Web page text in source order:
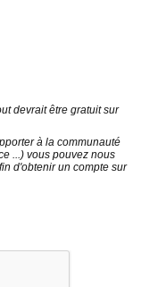
devrait être gratuit sur
à la communauté
...) vous pouvez nous
d'obtenir un compte sur